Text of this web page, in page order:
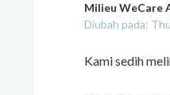
Milieu WeCare
Diubah pada:
Kami sedih